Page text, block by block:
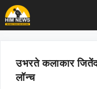
Skip
to
content
उभरते कलाकार
लॉन्च